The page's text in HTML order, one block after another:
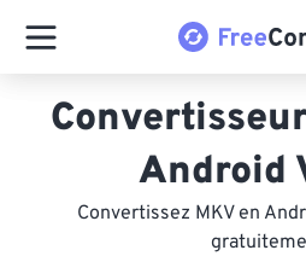
Android
Convertissez MKV en